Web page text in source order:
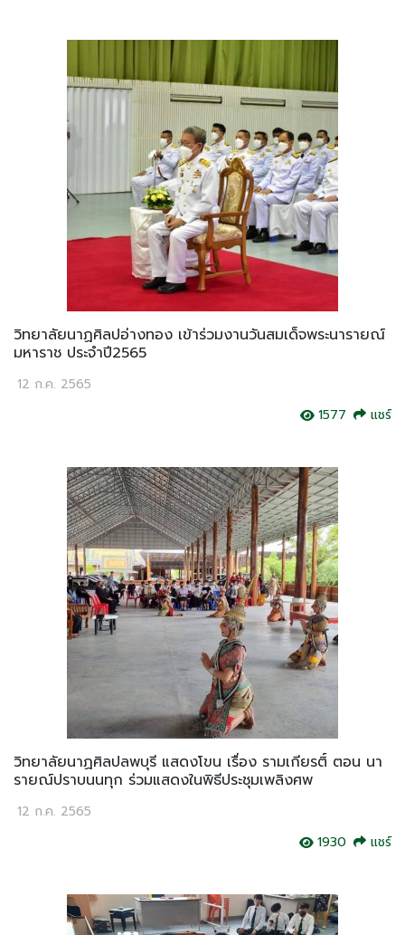
วิทยาลัยนาฏศิลปอ่างทอง เข้าร่วมงานวันสมเด็จพระนารายณ์
มหาราช ประจำปี2565
12 ก.ค. 2565
1577
แชร์
วิทยาลัยนาฏศิลปลพบุรี แสดงโขน เรื่อง รามเกียรติ์ ตอน นา
รายณ์ปราบนนทุก ร่วมแสดงในพิธีประชุมเพลิงศพ
12 ก.ค. 2565
1930
แชร์